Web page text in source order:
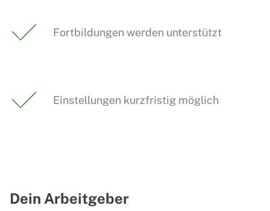
Fortbildungen werden unterstützt
Einstellungen kurzfristig möglich
Dein Arbeitgeber